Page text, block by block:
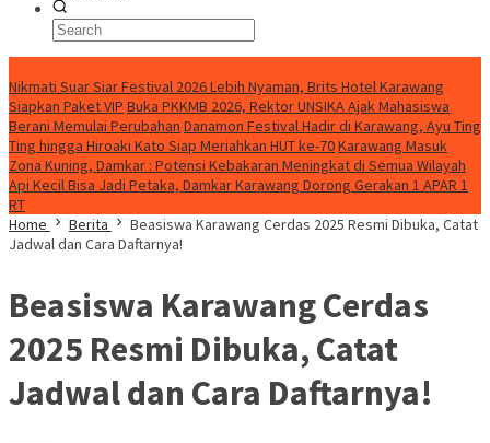
Nikmati Suar Siar Festival 2026 Lebih Nyaman, Brits Hotel Karawang
Siapkan Paket VIP Buka PKKMB 2026, Rektor UNSIKA Ajak Mahasiswa
Berani Memulai Perubahan Danamon Festival Hadir di Karawang, Ayu Ting
Ting hingga Hiroaki Kato Siap Meriahkan HUT ke-70Karawang Masuk
Zona Kuning, Damkar : Potensi Kebakaran Meningkat di Semua Wilayah
Api Kecil Bisa Jadi Petaka, Damkar Karawang Dorong Gerakan 1 APAR 1
RT
Home
Berita
Beasiswa Karawang Cerdas 2025 Resmi Dibuka, Catat
Jadwal dan Cara Daftarnya!
Beasiswa Karawang Cerdas
2025 Resmi Dibuka, Catat
Jadwal dan Cara Daftarnya!